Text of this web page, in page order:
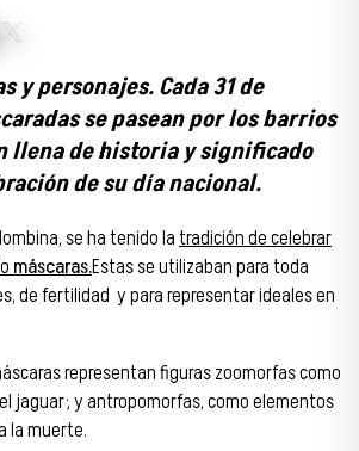
y personajes. Cada 31 de
se pasean por los barrios
llena de historia y significado
de su día nacional.
se ha tenido latradición de celebrar
máscaras.Estas se utilizaban para toda
de fertilidad y para representar ideales en
representan figuras zoomorfas como
jaguar; y antropomorfas, como elementos
la muerte.